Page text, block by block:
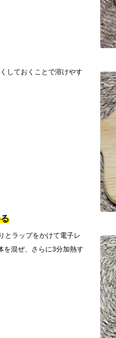
しておくことで溶けやす
とラップをかけて電子レ
を混ぜ、さらに3分加熱す